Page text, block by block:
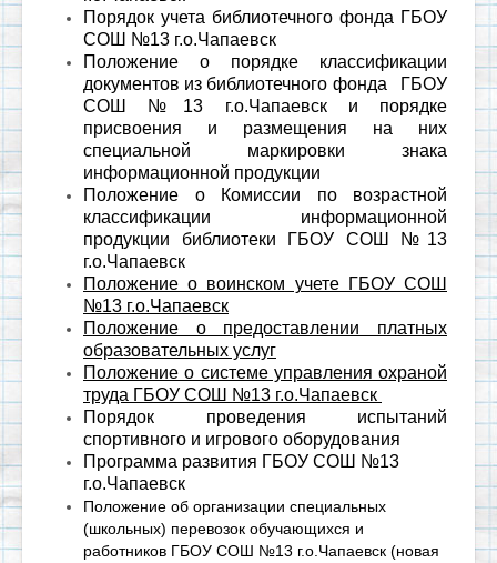
Порядок учета библиотечного фонда ГБОУ
СОШ №13 г.о.Чапаевск
Положение о порядке классификации
документов из библиотечного фонда ГБОУ
СОШ №13 г.о.Чапаевск и порядке
присвоения и размещения на них
специальной маркировки знака
информационной продукции
Положение о Комиссии по возрастной
классификации информационной
продукции библиотеки ГБОУ СОШ №13
г.о.Чапаевск
Положение о воинском учете ГБОУ СОШ
№13 г.о.Чапаевск
Положение о предоставлении платных
образовательных услуг
Положение о системе управления охраной
труда ГБОУ СОШ №13 г.о.Чапаевск
Порядок проведения испытаний
спортивного и игрового оборудования
Программа развития ГБОУ СОШ №13
г.о.Чапаевск
Положение об организации специальных
(школьных) перевозок обучающихся и
работников ГБОУ СОШ №13 г.о.Чапаевск (новая